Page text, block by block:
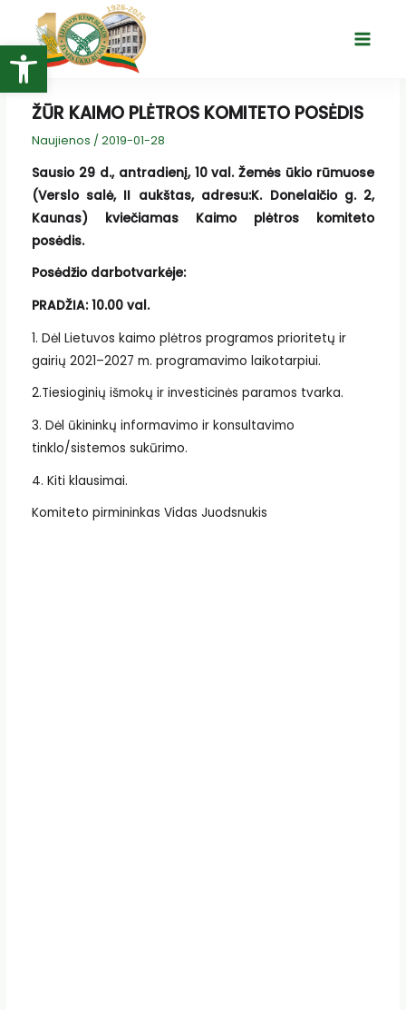
Open toolbar
turinio
Main
ŽŪR KAIMO PLĖTROS KOMITETO POSĖDIS
Naujienos / 2019-01-28
Sausio 29 d., antradienį, 10 val. Žemės ūkio rūmuose
(Verslo salė, II aukštas, adresu:K. Donelaičio g. 2,
Kaunas) kviečiamas Kaimo plėtros komiteto
posėdis.
Posėdžio darbotvarkėje:
PRADŽIA: 10.00 val.
1. Dėl Lietuvos kaimo plėtros programos prioritetų ir
gairių 2021–2027 m. programavimo laikotarpiui.
2.Tiesioginių išmokų ir investicinės paramos tvarka.
3. Dėl ūkininkų informavimo ir konsultavimo
tinklo/sistemos sukūrimo.
4. Kiti klausimai.
Komiteto pirmininkas Vidas Juodsnukis